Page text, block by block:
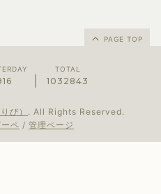
PAGE TOP
TOTAL
1032843
び） . All Rights Reserved.
ーペ / 管理ページ